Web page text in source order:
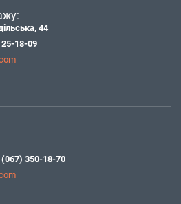
44
25-18-09
(067) 350-18-70